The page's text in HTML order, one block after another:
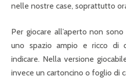
nelle nostre case, soprattutto
Per giocare all’aperto non
uno spazio ampio e ricco di
indicare. Nella versione
invece un cartoncino o foglio di